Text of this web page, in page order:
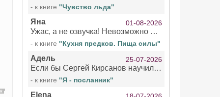
- к книге "Чувство льда"
Яна 01-08-2026
Ужас, а не озвучка! Невозможно вникать в смысл текста из за кривляний чтеца
- к книге "Кухня предков. Пища силы"
Адель 25-07-2026
Если бы Сергей Кирсанов научился не сглатывать каждые 1-2 минуты слюну, так что слышно в микрофоне и, что вызывает отвращение, то мелжно было бы слушать.
- к книге "Я - посланник"
Elena